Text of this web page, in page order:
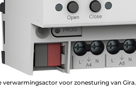
verwarmingsactor voor zonesturing van Gira.